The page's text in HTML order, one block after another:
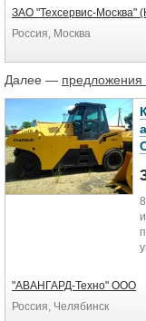
ЗАО "Техсервис-Москва"
Россия, Москва
Далее — предложения
"АВАНГАРД-Техно" ООО
Россия, Челябинск